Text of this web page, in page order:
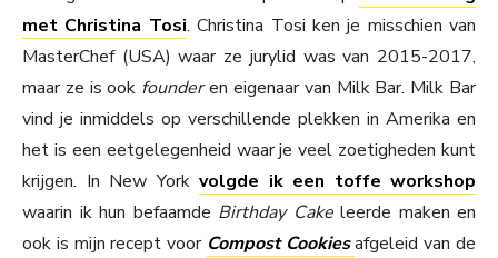
met Christina Tosi. Christina Tosi ken je misschien van
MasterChef (USA) waar ze jurylid was van 2015-2017,
maar ze is ook founderen eigenaar van Milk Bar. Milk Bar
vind je inmiddels op verschillende plekken in Amerika en
het is een eetgelegenheid waar je veel zoetigheden kunt
krijgen. In New York volgde ik een toffe workshop
waarin ik hun befaamde Birthday Cake leerde maken en
ook is mijn recept voor Compost Cookiesafgeleid van de